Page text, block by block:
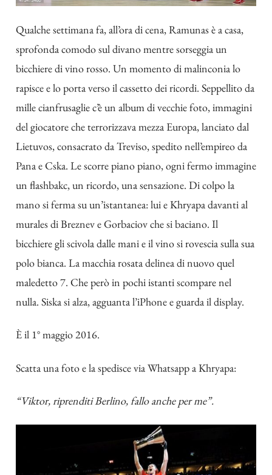
Qualche settimana fa, all’ora di cena, Ramunas è a casa,
sprofonda comodo sul divano mentre sorseggia un
bicchiere di vino rosso. Un momento di malinconia lo
rapisce e lo porta verso il cassetto dei ricordi. Seppellito da
mille cianfrusaglie c’è un album di vecchie foto, immagini
del giocatore che terrorizzava mezza Europa, lanciato dal
Lietuvos, consacrato da Treviso, spedito nell’empireo da
Pana e Cska. Le scorre piano piano, ogni fermo immagine
un flashbakc, un ricordo, una sensazione. Di colpo la
mano si ferma su un’istantanea: lui e Khryapa davanti al
murales di Breznev e Gorbaciov che si baciano. Il
bicchiere gli scivola dalle mani e il vino si rovescia sulla sua
polo bianca. La macchia rosata delinea di nuovo quel
maledetto 7. Che però in pochi istanti scompare nel
nulla. Siska si alza, agguanta l’iPhone e guarda il display.
È il 1° maggio 2016.
Scatta una foto e la spedisce via Whatsapp a Khryapa:
“Viktor, riprenditi Berlino, fallo anche per me”.